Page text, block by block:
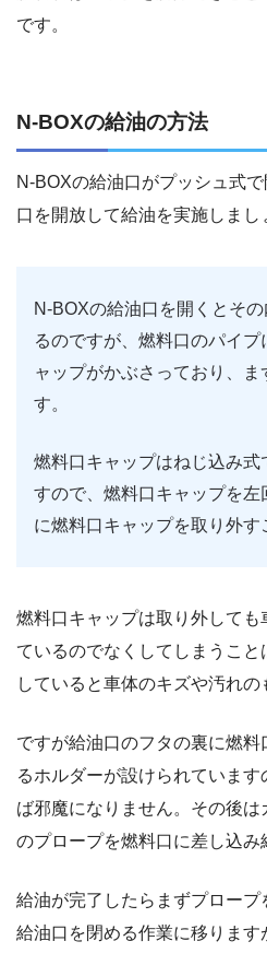
です。
N-BOXの給油の方法
N-BOXの給油口がプッシュ式
口を開放して給油を実施しまし
N-BOXの給油口を開くとそ
るのですが、燃料口のパイ
ャップがかぶさっており、ま
す。
燃料口キャップはねじ込み式
すので、燃料口キャップを
に燃料口キャップを取り外す
燃料口キャップは取り外して
ているのでなくしてしまうこ
していると車体のキズや汚れの
ですが給油口のフタの裏に燃
るホルダーが設けられていま
ば邪魔になりません。その後
のプロープを燃料口に差し込み
給油が完了したらまずプロー
給油口を閉める作業に移りま